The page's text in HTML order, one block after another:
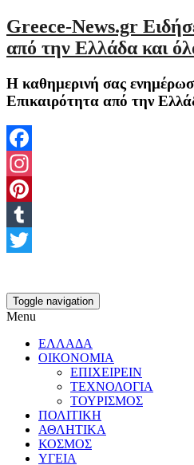
Greece-News.gr
από την Ελλάδα και
Η καθημερινή σας
Επικαιρότητα από την
Facebook
Instagram
Pinterest
Tumblr
Toggle navigation
Menu
ΕΛΛΑΔΑ
ΟΙΚΟΝΟΜΙΑ
ΕΠΙΧΕΙΡΕΙΝ
ΤΕΧΝΟΛΟΓΙΑ
ΤΟΥΡΙΣΜΟΣ
ΠΟΛΙΤΙΚΗ
ΑΘΛΗΤΙΚΑ
ΚΟΣΜΟΣ
ΥΓΕΙΑ